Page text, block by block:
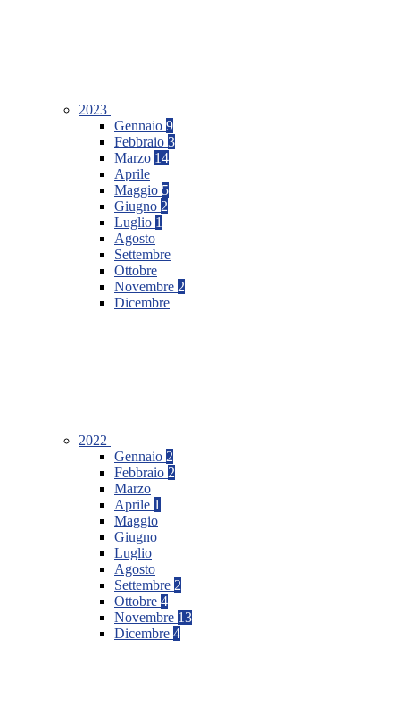
2023
Gennaio 9
Febbraio 3
Marzo 14
Aprile
Maggio 5
Giugno 2
Luglio 1
Agosto
Settembre
Ottobre
Novembre 2
Dicembre
2022
Gennaio 2
Febbraio 2
Marzo
Aprile 1
Maggio
Giugno
Luglio
Agosto
Settembre 2
Ottobre 4
Novembre 13
Dicembre 4